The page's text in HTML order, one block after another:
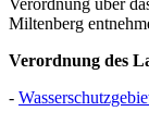
Miltenberg
Verordnung des
-